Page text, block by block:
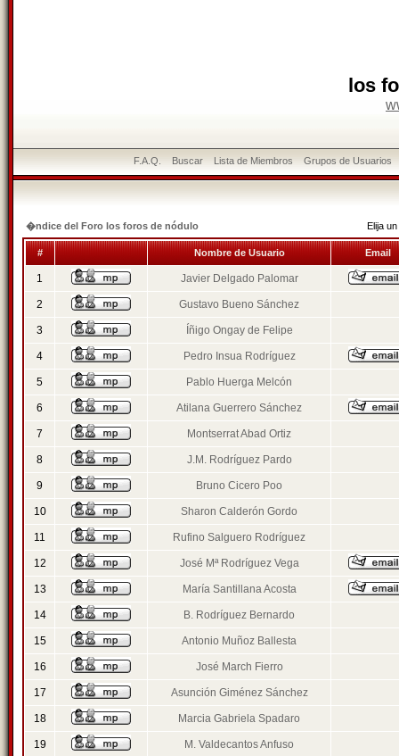
los
F.A.Q. Buscar Lista de Miembros Grupos de Usuarios
�ndice del Foro los foros de nódulo Elija
# Nombre de Usuario Email
1 Javier Delgado Palomar
2 Gustavo Bueno Sánchez
3 Íñigo Ongay de Felipe
4 Pedro Insua Rodríguez
5 Pablo Huerga Melcón
6 Atilana Guerrero Sánchez
7 Montserrat Abad Ortiz
8 J.M. Rodríguez Pardo
9 Bruno Cicero Poo
10 Sharon Calderón Gordo
11 Rufino Salguero Rodríguez
12 José Mª Rodríguez Vega
13 María Santillana Acosta
14 B. Rodríguez Bernardo
15 Antonio Muñoz Ballesta
16 José March Fierro
17 Asunción Giménez Sánchez
18 Marcia Gabriela Spadaro
19 M. Valdecantos Anfuso